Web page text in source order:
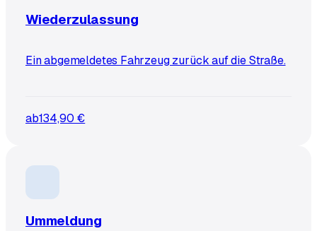
Wiederzulassung
Ein abgemeldetes Fahrzeug zurück auf die Straße.
ab134,90 €
Ummeldung